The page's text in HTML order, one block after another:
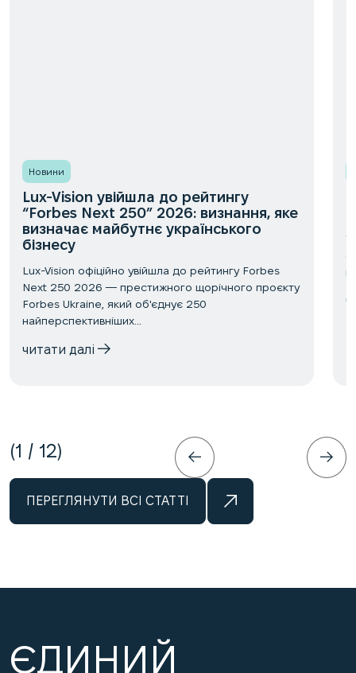
Новини
Lux-Vision увійшла до рейтингу
“Forbes Next 250” 2026: визнання, яке
визначає майбутнє українського
бізнесу
Lux-Vision офіційно увійшла до рейтингу Forbes
Next 250 2026 — престижного щорічного проєкту
Forbes Ukraine, який об'єднує 250
найперспективніших...
читати далі
У
1 / 12
ПЕРЕГЛЯНУТИ ВСІ СТАТТІ
ЄДИНИЙ